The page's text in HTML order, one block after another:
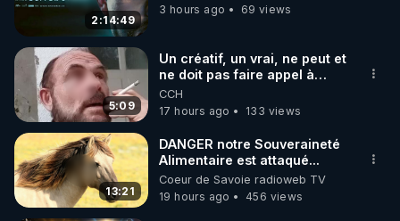
2:14:49
3 hours ago
69 views
5:09
Un créatif, un vrai, ne peut et
ne doit pas faire appel à
l'intelligence artificielle
CCH
17 hours ago
133 views
13:21
DANGER notre Souveraineté
Alimentaire est attaqué...
Coeur de Savoie radioweb TV
19 hours ago
456 views